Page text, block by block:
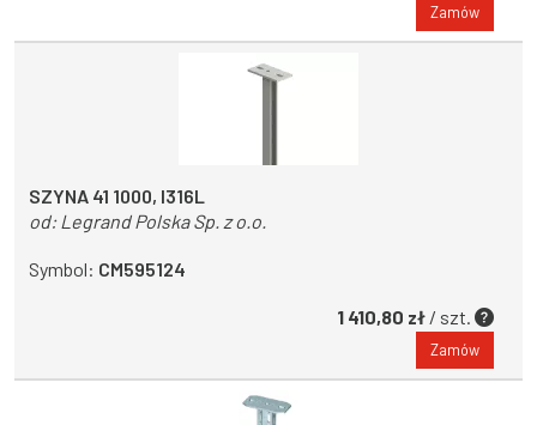
Zamów
SZYNA 41 1000, I316L
od: Legrand Polska Sp. z o.o.
Symbol: CM595124
1 410,80 zł / szt.
Zamów